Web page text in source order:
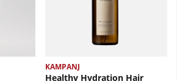
KAMPANJ
Healthy Hydration Hair